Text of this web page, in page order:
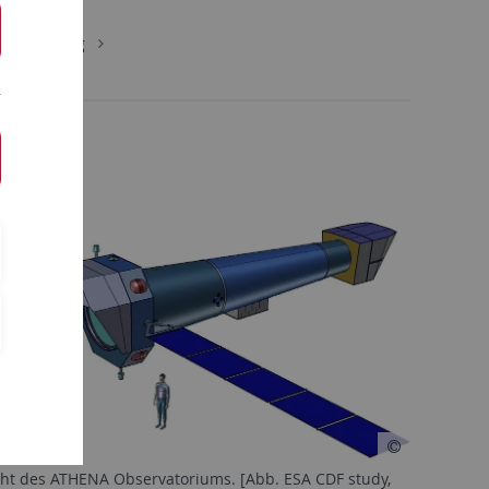
Forschung
des ATHENA Observatoriums. [Abb. ESA CDF study,